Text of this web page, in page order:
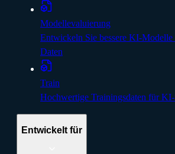
Modellevaluierung
Entwickeln Sie bessere KI-Modelle
Daten
Train
Hochwertige Trainingsdaten für KI-
Entwickelt für